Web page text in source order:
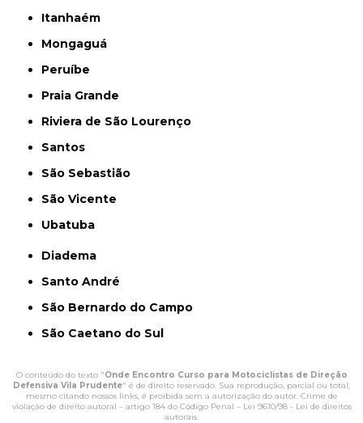
Itanhaém
Mongaguá
Peruíbe
Praia Grande
Riviera de São Lourenço
Santos
São Sebastião
São Vicente
Ubatuba
Diadema
Santo André
São Bernardo do Campo
São Caetano do Sul
O conteúdo do texto "Onde Encontro Curso para Motociclistas de Direção
Defensiva Vila Prudente" é de direito reservado. Sua reprodução, parcial ou total,
mesmo citando nossos links, é proibida sem a autorização do autor. Crime de
violação de direito autoral – artigo 184 do Código Penal – Lei 9610/98 - Lei de direitos
autorais.